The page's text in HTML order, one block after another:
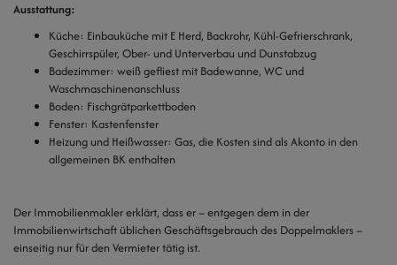
Ausstattung:
Küche: Einbauküche mit E Herd, Backrohr, Kühl-Gefrierschrank,
Geschirrspüler, Ober- und Unterverbau und Dunstabzug
Badezimmer: weiß gefliest mit Badewanne, WC und
Waschmaschinenanschluss
Boden: Fischgrätparkettboden
Fenster: Kastenfenster
Heizung und Heißwasser: Gas, die Kosten sind als Akonto in den
allgemeinen BK enthalten
Der Immobilienmakler erklärt, dass er – entgegen dem in der
Immobilienwirtschaft üblichen Geschäftsgebrauch des Doppelmaklers –
einseitig nur für den Vermieter tätig ist.